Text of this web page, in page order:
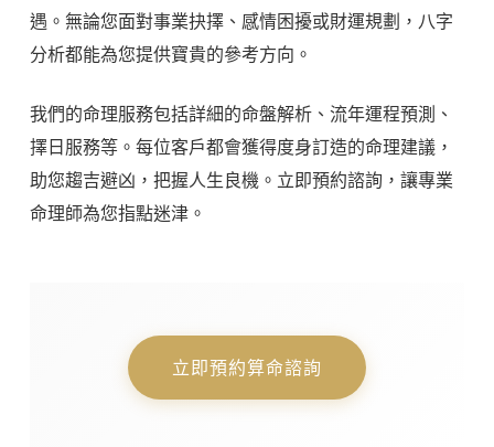
遇。無論您面對事業抉擇、感情困擾或財運規劃，八字
分析都能為您提供寶貴的參考方向。
我們的命理服務包括詳細的命盤解析、流年運程預測、
擇日服務等。每位客戶都會獲得度身訂造的命理建議，
助您趨吉避凶，把握人生良機。立即預約諮詢，讓專業
命理師為您指點迷津。
立即預約算命諮詢